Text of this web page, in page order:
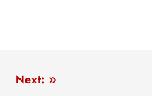
Next: